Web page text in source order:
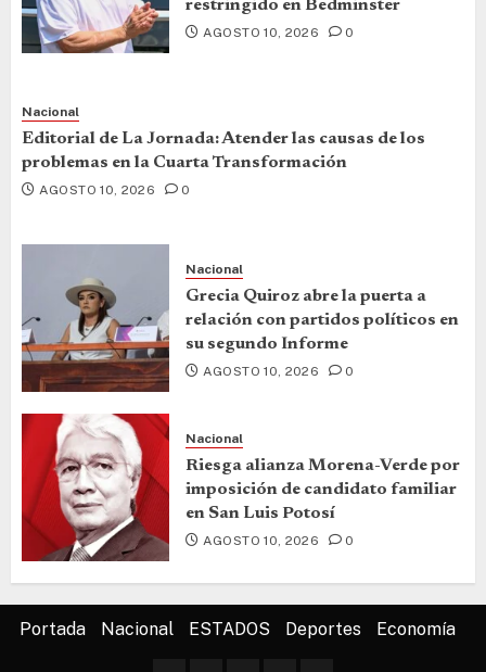
restringido en Bedminster
AGOSTO 10, 2026 0
Nacional
Editorial de La Jornada: Atender las causas de los
problemas en la Cuarta Transformación
AGOSTO 10, 2026 0
Nacional
Grecia Quiroz abre la puerta a
relación con partidos políticos en
su segundo Informe
AGOSTO 10, 2026 0
Nacional
Riesga alianza Morena-Verde por
imposición de candidato familiar
en San Luis Potosí
AGOSTO 10, 2026 0
Portada Nacional ESTADOS Deportes Economía